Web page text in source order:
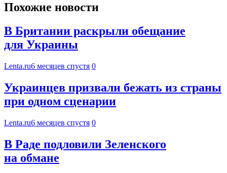
Похожие новости
В Британии раскрыли обещание
для Украины
Lenta.ru6 месяцев спустя 0
Украинцев призвали бежать из страны
при одном сценарии
Lenta.ru6 месяцев спустя 0
В Раде подловили Зеленского
на обмане